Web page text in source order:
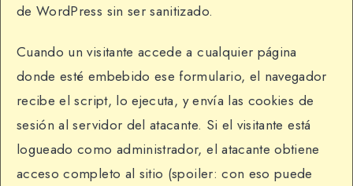
de WordPress sin ser sanitizado.
Cuando un visitante accede a cualquier página
donde esté embebido ese formulario, el navegador
recibe el script, lo ejecuta, y envía las cookies de
sesión al servidor del atacante. Si el visitante está
logueado como administrador, el atacante obtiene
acceso completo al sitio (spoiler: con eso puede